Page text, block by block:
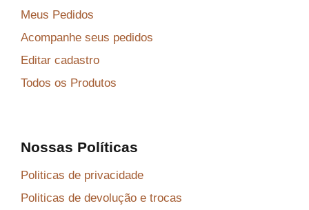
Meus Pedidos
Acompanhe seus pedidos
Editar cadastro
Todos os Produtos
Nossas Políticas
Politicas de privacidade
Politicas de devolução e trocas